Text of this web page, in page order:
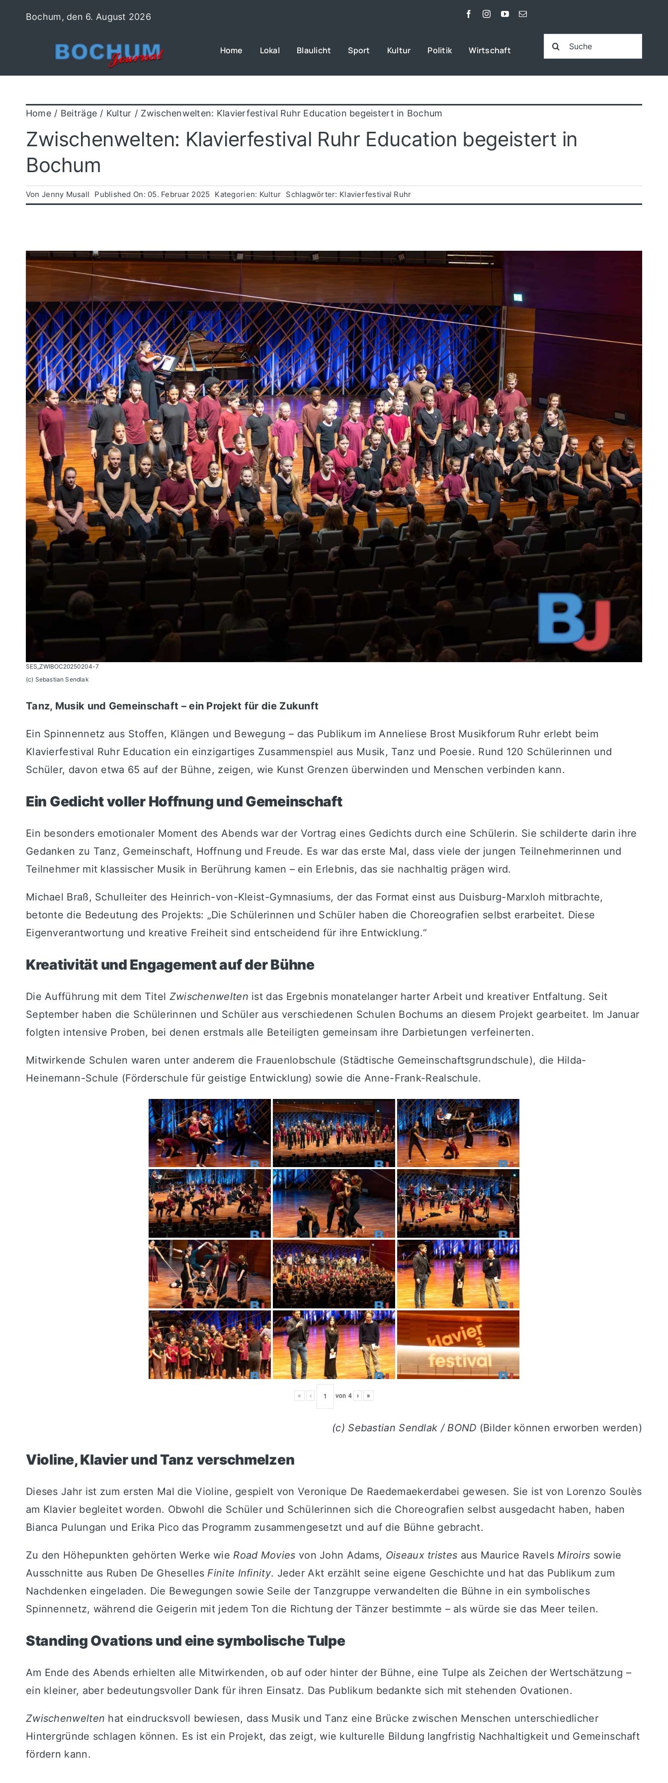
Bochum, den 6. August 2026
Home Lokal Blaulicht Sport Kultur Politik Wirtschaft
Suche
nach:
Home Beiträge Kultur Zwischenwelten: Klavierfestival Ruhr Education begeistert in Bochum
Zwischenwelten: Klavierfestival Ruhr Education begeistert in
Bochum
VonJenny Musall Published On: 05. Februar 2025 Kategorien: Kultur Schlagwörter: Klavierfestival Ruhr
SES_ZWIBOC20250204-7
(c) Sebastian Sendlak
Tanz, Musik und Gemeinschaft – ein Projekt für die Zukunft
Ein Spinnennetz aus Stoffen, Klängen und Bewegung – das Publikum im Anneliese Brost Musikforum Ruhr erlebt beim
Klavierfestival Ruhr Education ein einzigartiges Zusammenspiel aus Musik, Tanz und Poesie. Rund 120 Schülerinnen und
Schüler, davon etwa 65 auf der Bühne, zeigen, wie Kunst Grenzen überwinden und Menschen verbinden kann.
Ein Gedicht voller Hoffnung und Gemeinschaft
Ein besonders emotionaler Moment des Abends war der Vortrag eines Gedichts durch eine Schülerin. Sie schilderte darin ihre
Gedanken zu Tanz, Gemeinschaft, Hoffnung und Freude. Es war das erste Mal, dass viele der jungen Teilnehmerinnen und
Teilnehmer mit klassischer Musik in Berührung kamen – ein Erlebnis, das sie nachhaltig prägen wird.
Michael Braß, Schulleiter des Heinrich-von-Kleist-Gymnasiums, der das Format einst aus Duisburg-Marxloh mitbrachte,
betonte die Bedeutung des Projekts: „Die Schülerinnen und Schüler haben die Choreografien selbst erarbeitet. Diese
Eigenverantwortung und kreative Freiheit sind entscheidend für ihre Entwicklung.“
Kreativität und Engagement auf der Bühne
Die Aufführung mit dem Titel Zwischenwelten ist das Ergebnis monatelanger harter Arbeit und kreativer Entfaltung. Seit
September haben die Schülerinnen und Schüler aus verschiedenen Schulen Bochums an diesem Projekt gearbeitet. Im Januar
folgten intensive Proben, bei denen erstmals alle Beteiligten gemeinsam ihre Darbietungen verfeinerten.
Mitwirkende Schulen waren unter anderem die Frauenlobschule (Städtische Gemeinschaftsgrundschule), die Hilda-
Heinemann-Schule (Förderschule für geistige Entwicklung) sowie die Anne-Frank-Realschule.
« ‹ von 4 › »
(c) Sebastian Sendlak / BOND (Bilder können erworben werden)
Violine, Klavier und Tanz verschmelzen
Dieses Jahr ist zum ersten Mal die Violine, gespielt von Veronique De Raedemaekerdabei gewesen. Sie ist von Lorenzo Soulès
am Klavier begleitet worden. Obwohl die Schüler und Schülerinnen sich die Choreografien selbst ausgedacht haben, haben
Bianca Pulungan und Erika Pico das Programm zusammengesetzt und auf die Bühne gebracht.
Zu den Höhepunkten gehörten Werke wie Road Movies von John Adams, Oiseaux tristes aus Maurice Ravels Miroirs sowie
Ausschnitte aus Ruben De Gheselles Finite Infinity. Jeder Akt erzählt seine eigene Geschichte und hat das Publikum zum
Nachdenken eingeladen. Die Bewegungen sowie Seile der Tanzgruppe verwandelten die Bühne in ein symbolisches
Spinnennetz, während die Geigerin mit jedem Ton die Richtung der Tänzer bestimmte – als würde sie das Meer teilen.
Standing Ovations und eine symbolische Tulpe
Am Ende des Abends erhielten alle Mitwirkenden, ob auf oder hinter der Bühne, eine Tulpe als Zeichen der Wertschätzung –
ein kleiner, aber bedeutungsvoller Dank für ihren Einsatz. Das Publikum bedankte sich mit stehenden Ovationen.
Zwischenwelten hat eindrucksvoll bewiesen, dass Musik und Tanz eine Brücke zwischen Menschen unterschiedlicher
Hintergründe schlagen können. Es ist ein Projekt, das zeigt, wie kulturelle Bildung langfristig Nachhaltigkeit und Gemeinschaft
fördern kann.